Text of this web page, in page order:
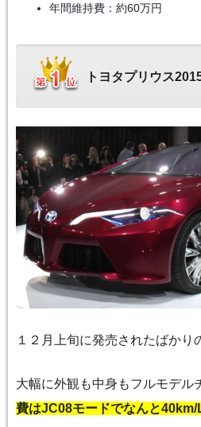
年間維持費：約60万円
トヨタプリウス
１２月上旬に発売されたばかり
大幅に外観も中身もフルモデル
費はJC08モードでなんと40km/